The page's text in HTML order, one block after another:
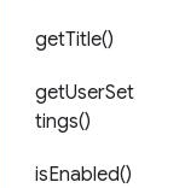
getTitle()
getUserSet
tings()
isEnabled()